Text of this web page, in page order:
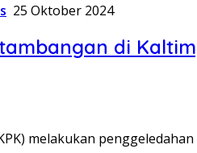
25 Oktober 2024
di
melakukan